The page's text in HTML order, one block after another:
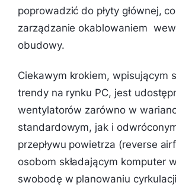
poprowadzić do płyty głównej,
zarządzanie okablowaniem
obudowy.
Ciekawym krokiem, wpisującym
trendy na rynku PC, jest
wentylatorów zarówno w
standardowym, jak i
przepływu powietrza (reverse
osobom składającym komputer
swobodę w planowaniu